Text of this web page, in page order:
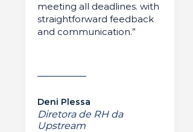
meeting all deadlines. with
straightforward feedback
and communication.”
Deni Plessa
Diretora de RH da
Upstream